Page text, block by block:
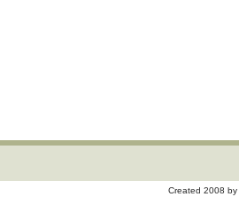
Created 2008 by